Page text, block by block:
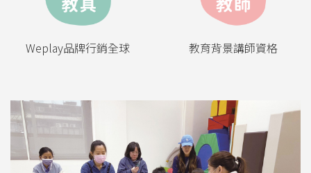
Weplay品牌行銷全球 教育背景講師資格